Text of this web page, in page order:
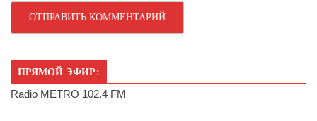
ПРЯМОЙ ЭФИР:
Radio METRO 102.4 FM